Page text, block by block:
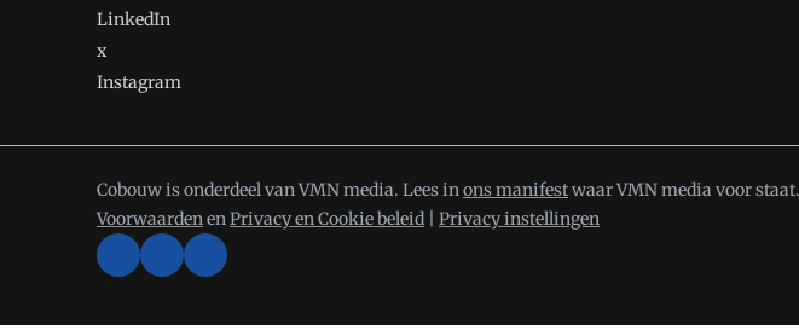
LinkedIn
x
Instagram
Cobouw is onderdeel van VMN media. Lees inons manifestwaar VMN media voor
VoorwaardenenPrivacy en Cookie beleid Privacy instellingen